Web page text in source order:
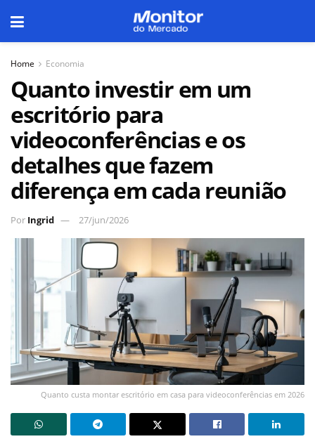
Home Economia
Quanto investir em um
escritório para
videoconferências e os
detalhes que fazem
diferença em cada reunião
Por Ingrid 27/jun/2026
Quanto custa montar escritório em casa para videoconferências em 2026